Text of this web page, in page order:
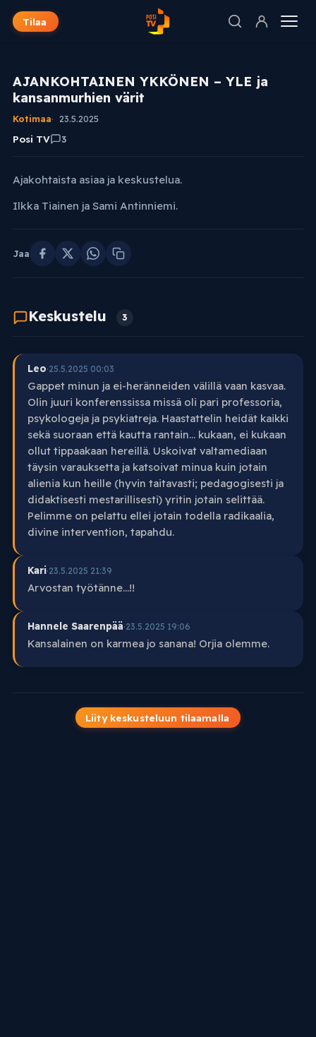
Tilaa
AJANKOHTAINEN YKKÖNEN – YLE ja
kansanmurhien värit
Kotimaa 23.5.2025
Posi TV 3
Ajakohtaista asiaa ja keskustelua.
Ilkka Tiainen ja Sami Antinniemi.
Jaa
Keskustelu 3
Leo·25.5.2025 00:03
Gappet minun ja ei-heränneiden välillä vaan kasvaa.
Olin juuri konferenssissa missä oli pari professoria,
psykologeja ja psykiatreja. Haastattelin heidät kaikki
sekä suoraan että kautta rantain... kukaan, ei kukaan
ollut tippaakaan hereillä. Uskoivat valtamediaan
täysin varauksetta ja katsoivat minua kuin jotain
alienia kun heille (hyvin taitavasti; pedagogisesti ja
didaktisesti mestarillisesti) yritin jotain selittää.
Pelimme on pelattu ellei jotain todella radikaalia,
divine intervention, tapahdu.
Kari·23.5.2025 21:39
Arvostan työtänne...!!
Hannele Saarenpää·23.5.2025 19:06
Kansalainen on karmea jo sanana! Orjia olemme.
Liity keskusteluun tilaamalla